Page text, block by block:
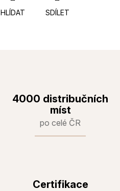
HLÍDAT SDÍLET
4000 distribučních
míst
po celé ČR
Certifikace